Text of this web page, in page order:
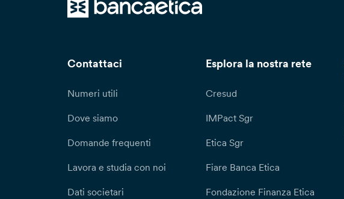
Contattaci
Numeri utili
Dove siamo
Domande frequenti
Lavora e studia con noi
Dati societari
Esplora la nostra rete
Cresud
IMPact Sgr
Etica Sgr
Fiare Banca Etica
Fondazione Finanza Etica